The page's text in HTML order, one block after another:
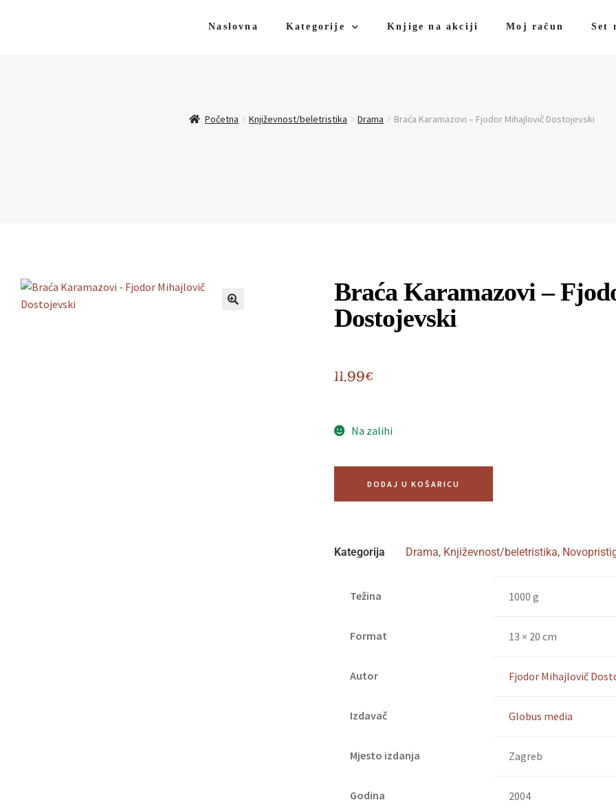
Naslovna Kategorije Knjige na akciji Moj račun Set
Početna Književnost/beletristika Drama Braća Karamazovi – Fjodor Mihajlovič Dostojevski
Braća Karamazovi –
Dostojevski
11.99€
Na zalihi
DODAJ U KOŠARICU
Kategorija Drama, Književnost/beletristika,
Težina 1000 g
Format 13 × 20 cm
Autor Fjodor Mihajlovič
Izdavač Globus media
Mjesto izdanja Zagreb
Godina 2004